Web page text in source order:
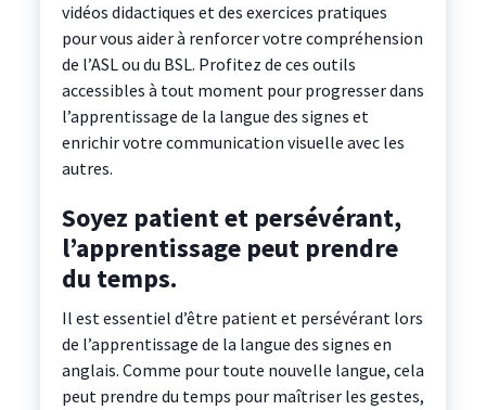
vidéos didactiques et des exercices pratiques
pour vous aider à renforcer votre compréhension
de l’ASL ou du BSL. Profitez de ces outils
accessibles à tout moment pour progresser dans
l’apprentissage de la langue des signes et
enrichir votre communication visuelle avec les
autres.
Soyez patient et persévérant,
l’apprentissage peut prendre
du temps.
Il est essentiel d’être patient et persévérant lors
de l’apprentissage de la langue des signes en
anglais. Comme pour toute nouvelle langue, cela
peut prendre du temps pour maîtriser les gestes,